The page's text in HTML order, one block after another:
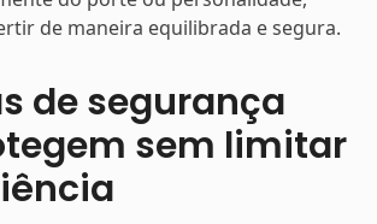
de maneira equilibrada e segura.
de segurança
sem limitar